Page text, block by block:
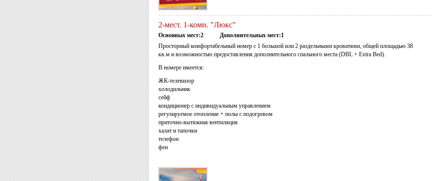
2-мест. 1-комн. "Люкс"
Основных мест:2
Дополнительных мест:1
Просторный комфортабельный номер с 1 большой или 2 раздельными кроватями, общей площадью 38
кв.м и возможностью предоставления дополнительного спального места (DBL + Extra Bed).
В номере имеется:
ЖК-телевизор
холодильник
сейф
кондиционер с индивидуальным управлением
регулируемое отопление + полы с подогревом
приточно-вытяжная вентиляция
халат и тапочки
телефон
фен